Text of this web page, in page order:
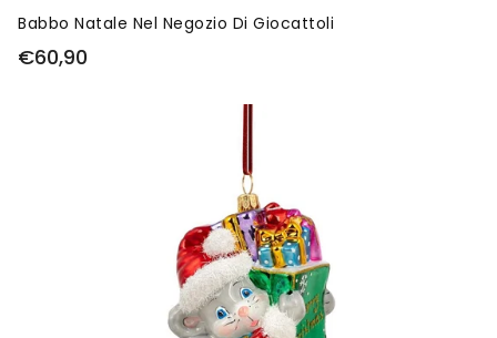
Babbo Natale Nel Negozio Di Giocattoli
€60,90